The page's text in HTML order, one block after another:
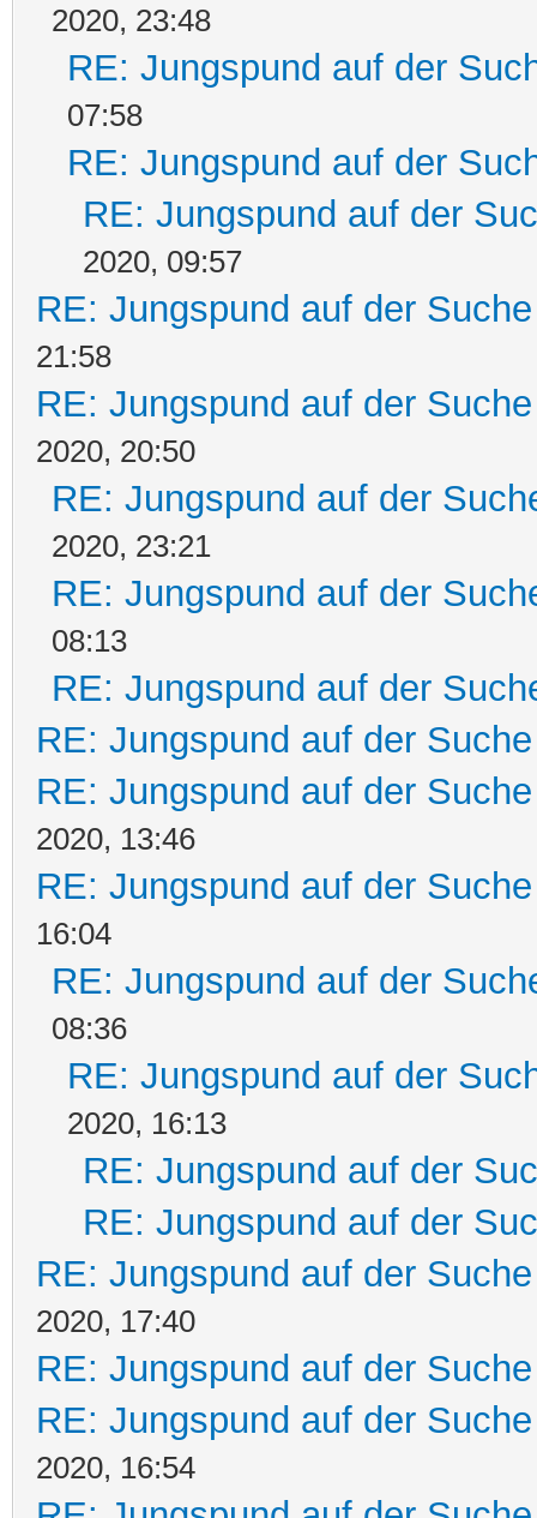
2020, 23:48
RE: Jungspund auf der
07:58
RE: Jungspund auf der
RE: Jungspund auf der
2020, 09:57
RE: Jungspund auf der
21:58
RE: Jungspund auf der
2020, 20:50
RE: Jungspund auf der
2020, 23:21
RE: Jungspund auf der
08:13
RE: Jungspund auf der
RE: Jungspund auf der
RE: Jungspund auf der
2020, 13:46
RE: Jungspund auf der
16:04
RE: Jungspund auf der
08:36
RE: Jungspund auf der
2020, 16:13
RE: Jungspund auf der
RE: Jungspund auf der
RE: Jungspund auf der
2020, 17:40
RE: Jungspund auf der
RE: Jungspund auf der
2020, 16:54